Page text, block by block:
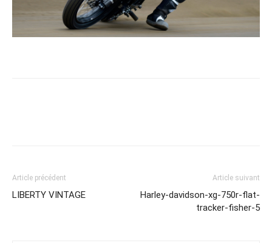
Article précédent
LIBERTY VINTAGE
Article suivant
Harley-davidson-xg-750r-flat-
tracker-fisher-5